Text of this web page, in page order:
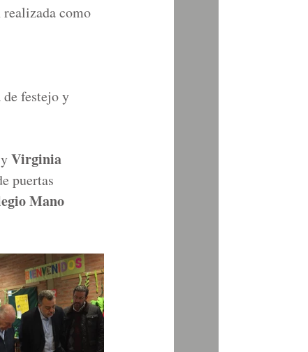
como
festejo y
Virginia
puertas
Mano